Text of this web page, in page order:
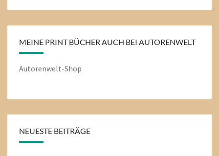
MEINE PRINT BÜCHER AUCH BEI AUTORENWELT
Autorenwelt-Shop
NEUESTE BEITRÄGE